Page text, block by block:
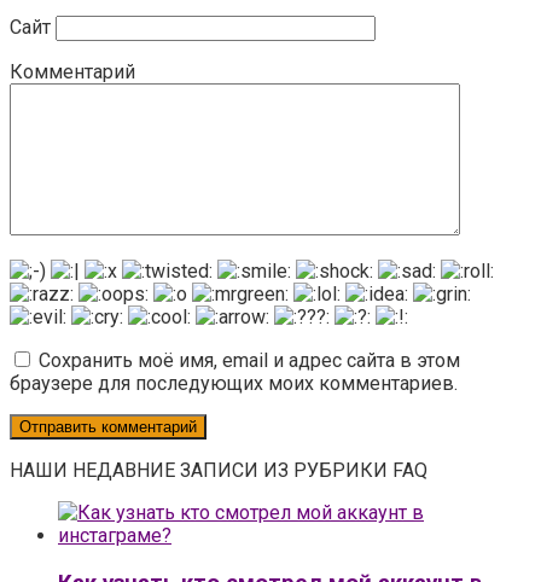
Сайт
Комментарий
Сохранить моё имя, email и адрес сайта в этом
браузере для последующих моих комментариев.
НАШИ НЕДАВНИЕ ЗАПИСИ ИЗ РУБРИКИ FAQ